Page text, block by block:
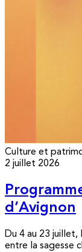
Culture et
2 juillet 2026
d’Avignon
Du 4 au 23 juillet,
entre la sagesse